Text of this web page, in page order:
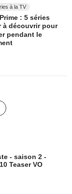
à la TV
: 5 séries
à découvrir pour
pendant le
- saison 2 -
Teaser VO